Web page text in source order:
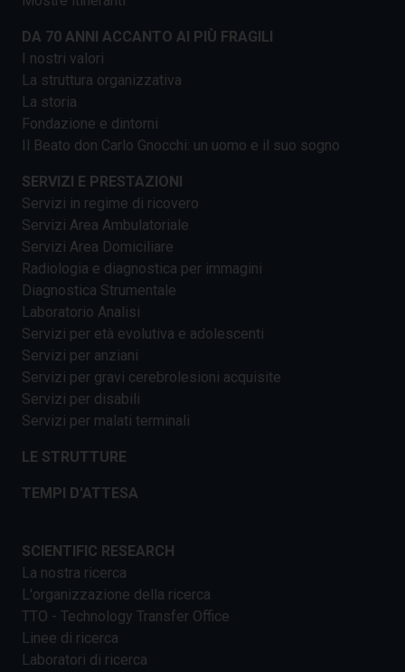
DA 70 ANNI ACCANTO AI PIÙ FRAGILI
I nostri valori
La struttura organizzativa
La storia
Fondazione e dintorni
Il Beato don Carlo Gnocchi: un uomo e il suo sogno
SERVIZI E PRESTAZIONI
Servizi in regime di ricovero
Servizi Area Ambulatoriale
Servizi Area Domiciliare
Radiologia e diagnostica per immagini
Diagnostica Strumentale
Laboratorio Analisi
Servizi per età evolutiva e adolescenti
Servizi per anziani
Servizi per gravi cerebrolesioni acquisite
Servizi per disabili
Servizi per malati terminali
LE STRUTTURE
TEMPI D'ATTESA
SCIENTIFIC RESEARCH
La nostra ricerca
L'organizzazione della ricerca
TTO - Technology Transfer Office
Linee di ricerca
Laboratori di ricerca